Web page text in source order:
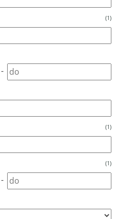
(1)
-
(1)
(1)
-